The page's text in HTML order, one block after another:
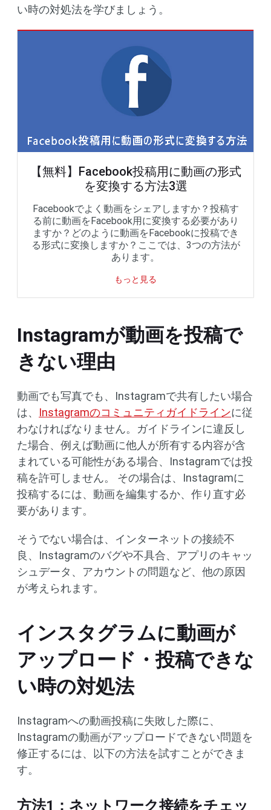
い時の対処法を学びましょう。
【無料】Facebook投稿用に動画の形式
を変換する方法3選
Facebookでよく動画をシェアしますか？投稿す
る前に動画をFacebook用に変換する必要があり
ますか？どのように動画をFacebookに投稿でき
る形式に変換しますか？ここでは、3つの方法が
あります。
もっと見る
Instagramが動画を投稿で
きない理由
動画でも写真でも、Instagramで共有したい場合
は、 Instagramのコミュニティガイドラインに従
わなければなりません。ガイドラインに違反し
た場合、例えば動画に他人が所有する内容が含
まれている可能性がある場合、Instagramでは投
稿を許可しません。 その場合は、Instagramに
投稿するには、動画を編集するか、作り直す必
要があります。
そうでない場合は、インターネットの接続不
良、Instagramのバグや不具合、アプリのキャッ
シュデータ、アカウントの問題など、他の原因
が考えられます。
インスタグラムに動画が
アップロード・投稿できな
い時の対処法
Instagramへの動画投稿に失敗した際に、
Instagramの動画がアップロードできない問題を
修正するには、以下の方法を試すことができま
す。
方法1：ネットワーク接続をチェッ